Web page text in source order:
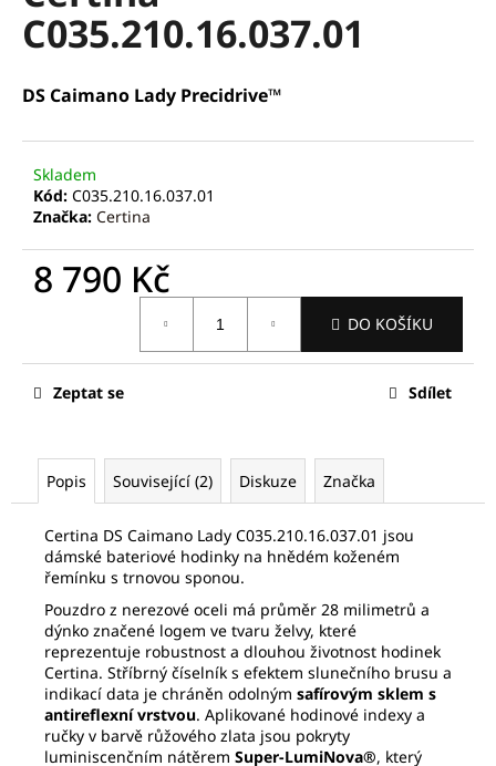
0,0
zC035.210.16.037.01
DS Caimano Lady Precidrive™
Skladem
Kód: C035.210.16.037.01
Značka: Certina
8 790 Kč
DO KOŠÍKU
Zeptat se Sdílet
Popis Související (2) Diskuze Značka
Certina DS Caimano Lady C035.210.16.037.01 jsou
dámské bateriové hodinky na hnědém koženém
řemínku s trnovou sponou.
Pouzdro z nerezové oceli má průměr 28 milimetrů a
dýnko značené logem ve tvaru želvy, které
reprezentuje robustnost a dlouhou životnost hodinek
Certina. Stříbrný číselník s efektem slunečního brusu a
indikací data je chráněn odolným safírovým sklem s
antireflexní vrstvou. Aplikované hodinové indexy a
ručky v barvě růžového zlata jsou pokryty
luminiscenčním nátěrem Super-LumiNova®, který
j
í
?
HLEDAT
p
o
j
SEIKO
SPB469J1
320
Původně: